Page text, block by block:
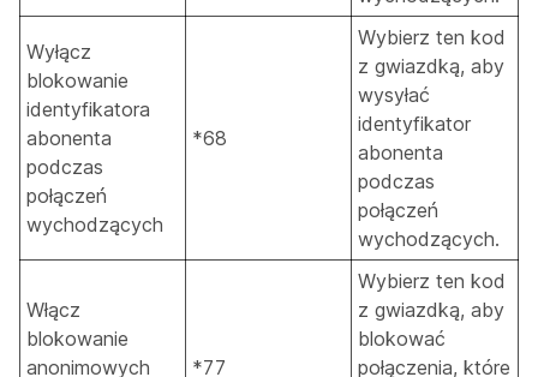
Wyłącz
blokowanie
identyfikatora
abonenta
podczas
połączeń
wychodzących
*68
Wybierz ten kod
z gwiazdką, aby
wysyłać
identyfikator
abonenta
podczas
połączeń
wychodzących.
Włącz
blokowanie
anonimowych
*77
Wybierz ten kod
z gwiazdką, aby
blokować
połączenia, które